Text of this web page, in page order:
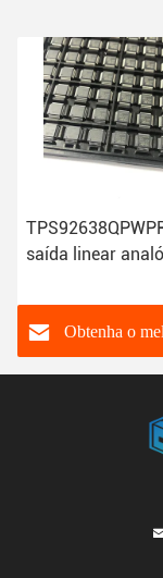
256KB FPGA IC
IC com
flexívelObtenha o